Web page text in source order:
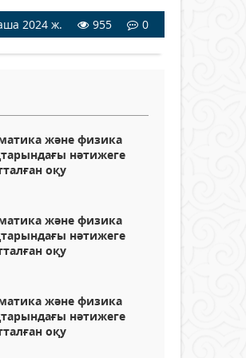
2024 ж. 955 0
және физика
нәтижеге
оқу
және физика
нәтижеге
оқу
және физика
нәтижеге
оқу